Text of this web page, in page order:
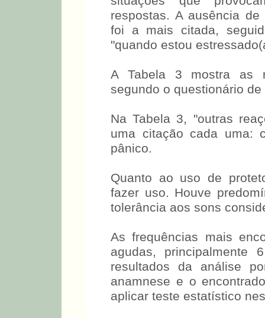
respostas. A ausência
foi a mais citada,
"quando estou
A Tabela 3 mostra as
segundo o questionário
Na Tabela 3, "outras
uma citação cada uma:
pânico.
Quanto ao uso de
fazer uso. Houve
tolerância aos sons
As frequências mais
agudas,
resultados da análise
anamnese e o
aplicar teste estatístico